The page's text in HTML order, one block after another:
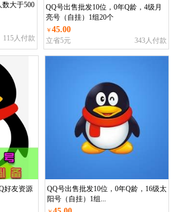
数大于500
115人付款
QQ号出售批发10位，0年Q龄，4级月
亮号（自挂）1组20个
￥45.00
立省5元 343人付款
好友资源
QQ号出售批发10位，0年Q龄，16级太
阳号（自挂）1组...